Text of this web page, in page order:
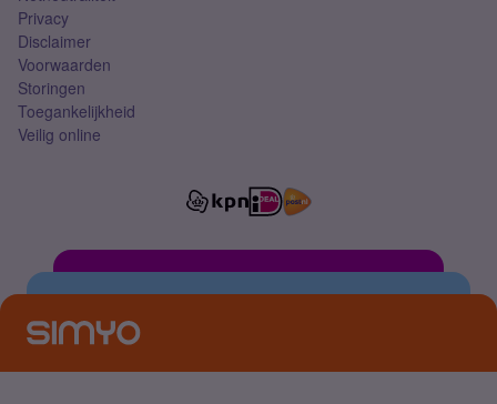
Privacy
Disclaimer
Voorwaarden
Storingen
Toegankelijkheid
Veilig online